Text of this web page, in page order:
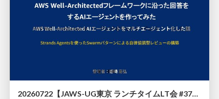
20260722【JAWS-UG東京 ランチタイムLT会 #37④】AWS Well-Architectedフレームワークに沿った回答をするAIエージェントを作ってみた